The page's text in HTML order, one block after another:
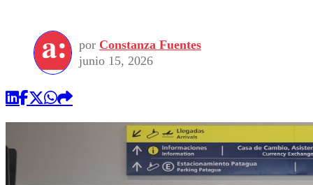
Seleccion Chilena
Torneo Internacional
Universidad de Chile
Economía
Internacional
Sustentabilidad
Publicaciones en medios
Opinión
por Constanza Fuentes
junio 15, 2026